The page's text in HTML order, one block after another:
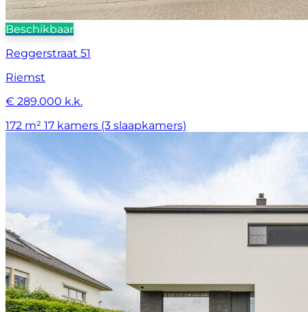
Beschikbaar
Reggerstraat 51
Riemst
€ 289.000 k.k.
172 m² 17 kamers (3 slaapkamers)